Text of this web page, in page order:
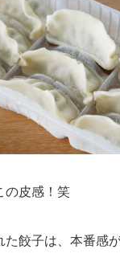
の皮感！笑
餃子は、本番感